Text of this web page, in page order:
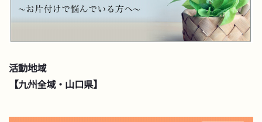
活動地域
【九州全域・山口県】